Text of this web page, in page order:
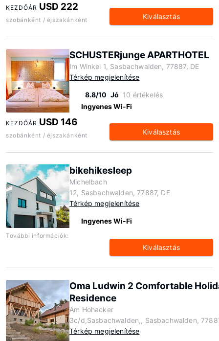
KEZDŐÁR USD 222
szobánként / éjszakánként Kiválasztás
SCHUSTERjunge APARTHOTEL
Im Winkel 1, Sasbachwalden, 77887, DE
Térkép megjelenítése
8.8/10 Jó 10 értékelés
Ingyenes Wi-Fi
KEZDŐÁR USD 146
szobánként / éjszakánként Kiválasztás
bikehikesleep
Michelbach
12, Sasbachwalden, 77887, DE
Térkép megjelenítése
Ingyenes Wi-Fi
További információk:
Kiválasztás
Oma Ludwin 2 Comfortable
Residence
Am Hohacker
3c/d,Sasbachwalden,, Sasbachwalden,
Térkép megjelenítése